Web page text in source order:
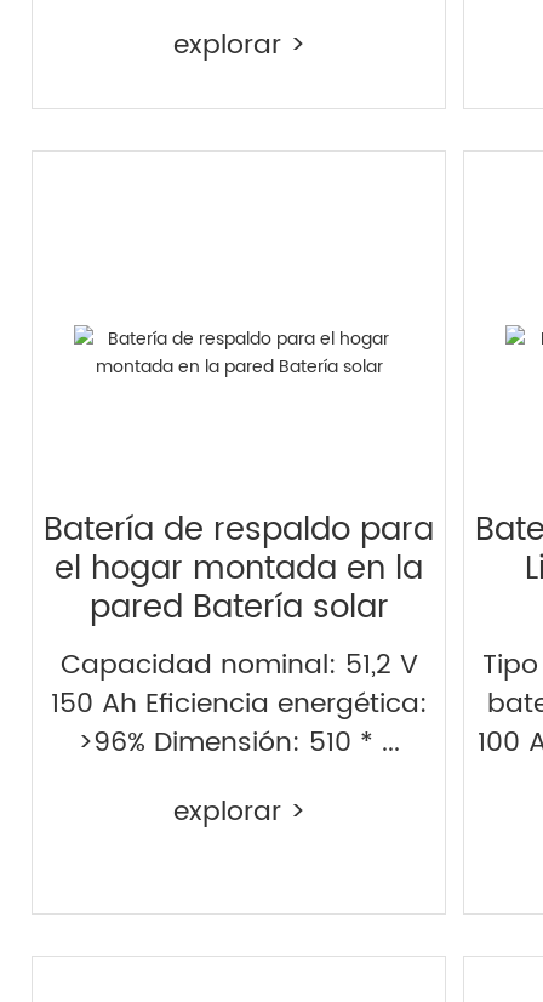
explorar >
Batería de respaldo para
el hogar montada en la
pared Batería solar
Capacidad nominal: 51,2 V
150 Ah Eficiencia energética:
>96% Dimensión: 510 * ...
explorar >
100